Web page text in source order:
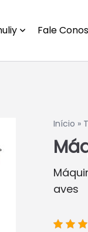
Fale
Início »
aves